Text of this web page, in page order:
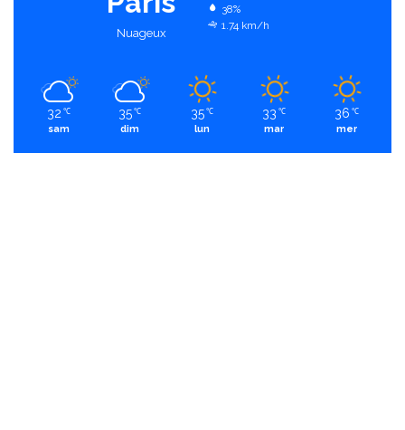
Nuageux
38%
1.74 km/h
32 ℃
sam
35 ℃
dim
35 ℃
lun
33 ℃
mar
36 ℃
mer